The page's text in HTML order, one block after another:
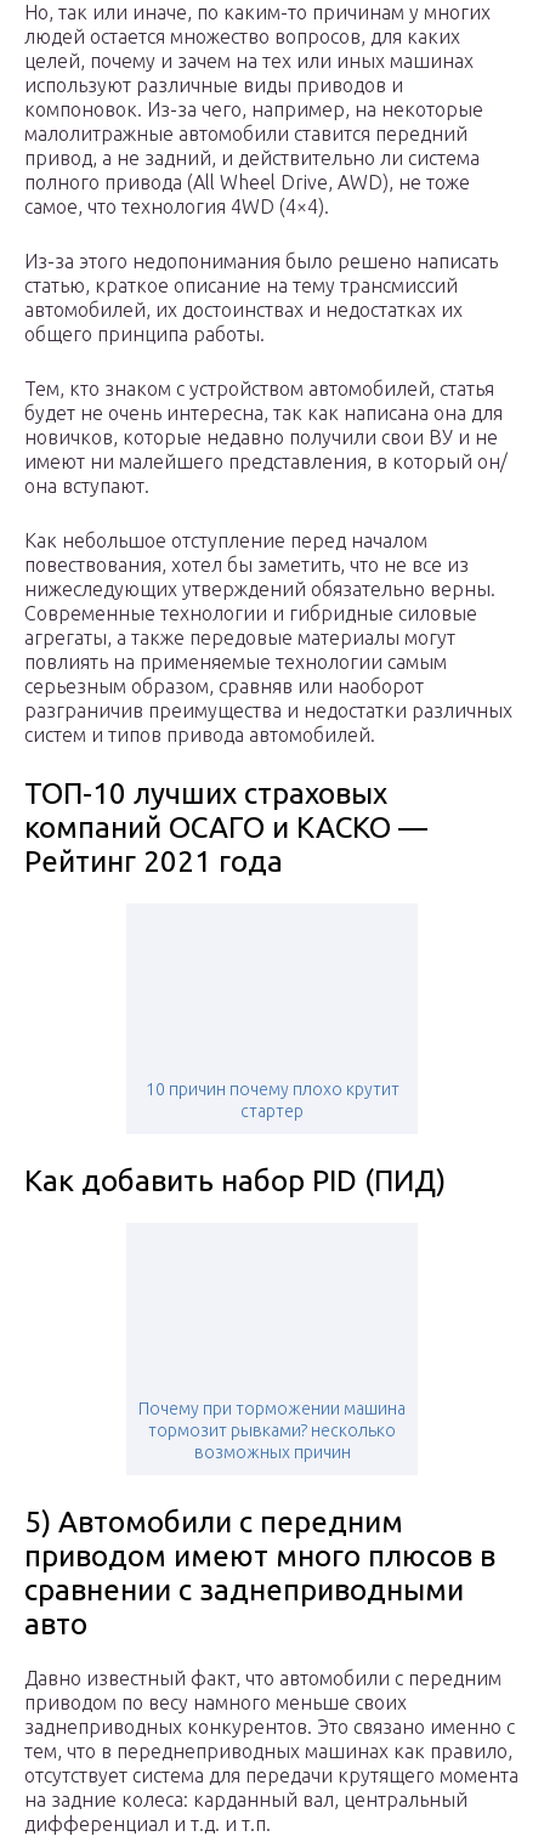
Но, так или иначе, по каким-то причинам у многих
людей остается множество вопросов, для каких
целей, почему и зачем на тех или иных машинах
используют различные виды приводов и
компоновок. Из-за чего, например, на некоторые
малолитражные автомобили ставится передний
привод, а не задний, и действительно ли система
полного привода (All Wheel Drive, AWD), не тоже
самое, что технология 4WD (4×4).
Из-за этого недопонимания было решено написать
статью, краткое описание на тему трансмиссий
автомобилей, их достоинствах и недостатках их
общего принципа работы.
Тем, кто знаком с устройством автомобилей, статья
будет не очень интересна, так как написана она для
новичков, которые недавно получили свои ВУ и не
имеют ни малейшего представления, в который он/
она вступают.
Как небольшое отступление перед началом
повествования, хотел бы заметить, что не все из
нижеследующих утверждений обязательно верны.
Современные технологии и гибридные силовые
агрегаты, а также передовые материалы могут
повлиять на применяемые технологии самым
серьезным образом, сравняв или наоборот
разграничив преимущества и недостатки различных
систем и типов привода автомобилей.
ТОП-10 лучших страховых
компаний ОСАГО и КАСКО —
Рейтинг 2021 года
10 причин почему плохо крутит
стартер
Как добавить набор PID (ПИД)
Почему при торможении машина
тормозит рывками? несколько
возможных причин
5) Автомобили с передним
приводом имеют много плюсов в
сравнении с заднеприводными
авто
Давно известный факт, что автомобили с передним
приводом по весу намного меньше своих
заднеприводных конкурентов. Это связано именно с
тем, что в переднеприводных машинах как правило,
отсутствует система для передачи крутящего момента
на задние колеса: карданный вал, центральный
дифференциал и т.д. и т.п.